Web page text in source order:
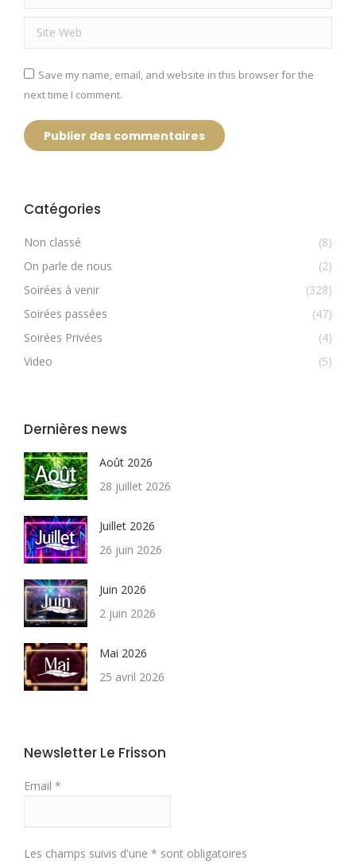
Site Web
Save my name, email, and website in this browser for the
next time I comment.
Publier des commentaires
Catégories
Non classé
(8)
On parle de nous
(2)
Soirées à venir
(328)
Soirées passées
(47)
Soirées Privées
(4)
Video
(5)
Dernières news
Août 2026
28 juillet 2026
Juillet 2026
26 juin 2026
Juin 2026
2 juin 2026
Mai 2026
25 avril 2026
Newsletter Le Frisson
Email *
Les champs suivis d'une * sont obligatoires